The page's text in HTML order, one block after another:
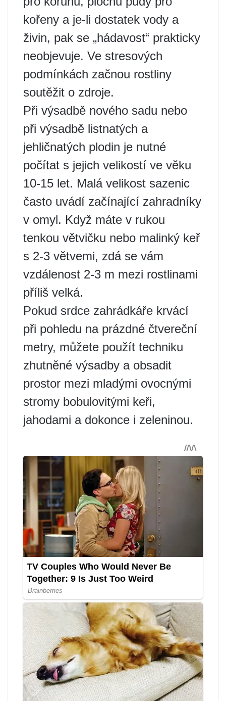
kořeny a je-li dostatek vody a
živin, pak se „hádavost“ prakticky
neobjevuje. Ve stresových
podmínkách začnou rostliny
soutěžit o zdroje.
Při výsadbě nového sadu nebo
při výsadbě listnatých a
jehličnatých plodin je nutné
počítat s jejich velikostí ve věku
10-15 let. Malá velikost sazenic
často uvádí začínající zahradníky
v omyl. Když máte v rukou
tenkou větvičku nebo malinký keř
s 2-3 větvemi, zdá se vám
vzdálenost 2-3 m mezi rostlinami
příliš velká.
Pokud srdce zahrádkáře krvácí
při pohledu na prázdné čtvereční
metry, můžete použít techniku ​​
zhutněné výsadby a obsadit
prostor mezi mladými ovocnými
stromy bobulovitými keři,
jahodami a dokonce i zeleninou.